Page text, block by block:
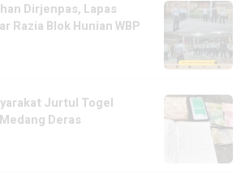
Dirjenpas, Lapas
Razia Blok Hunian WBP
Jurtul Togel
Deras